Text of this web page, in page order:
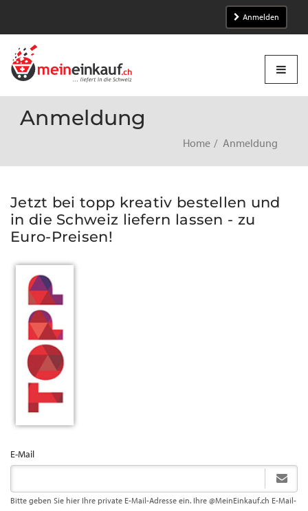
Anmelden
Anmeldung
Home Anmeldung
Jetzt bei topp kreativ bestellen und
in die Schweiz liefern lassen - zu
Euro-Preisen!
E-Mail
Bitte geben Sie hier Ihre private E-Mail-Adresse ein. Ihre @MeinEinkauf.ch E-Mail-